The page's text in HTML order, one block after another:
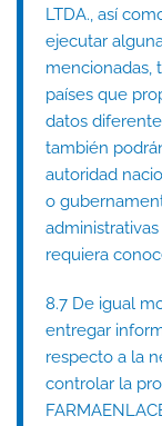
LTDA., así
ejecutar
mencionadas,
países que
datos
también
autoridad
o
requiera
8.7 De igual
entregar
respecto a la
controlar la